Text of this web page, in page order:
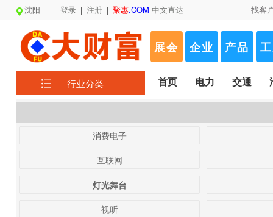
沈阳 登录 | 注册 | 聚惠.COM 中文直达 找客
展会 企业 产品
行业分类 首页 电力 交通
消费电子
互联网
灯光舞台
视听